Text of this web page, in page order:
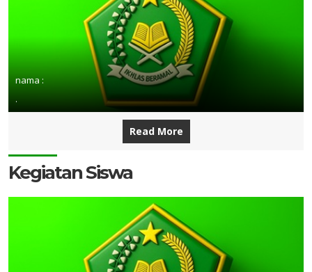
nama :
.
Read More
Kegiatan Siswa